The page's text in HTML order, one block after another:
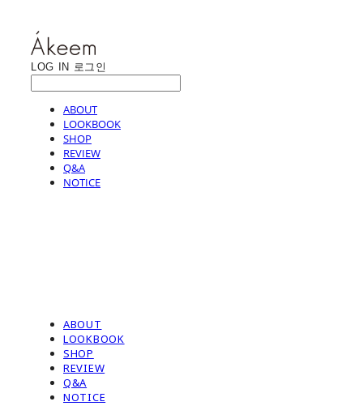
LOG IN 로그인
ABOUT
LOOKBOOK
SHOP
REVIEW
Q&A
NOTICE
ABOUT
LOOKBOOK
SHOP
REVIEW
Q&A
NOTICE